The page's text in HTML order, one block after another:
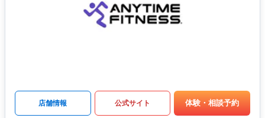
店舗情報 公式サイト 体験・相談予約